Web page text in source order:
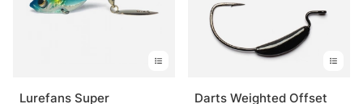
Lurefans Super
Darts Weighted Offset